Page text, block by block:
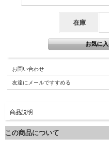
在庫
お問い合わせ
友達にメールですすめる
商品説明
この商品について